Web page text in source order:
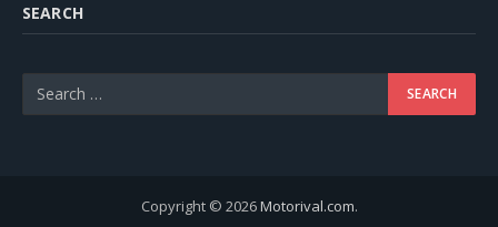
SEARCH
Copyright © 2026Motorival.com.